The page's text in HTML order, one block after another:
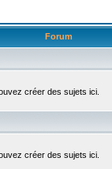
Forum
créer des sujets ici.
créer des sujets ici.